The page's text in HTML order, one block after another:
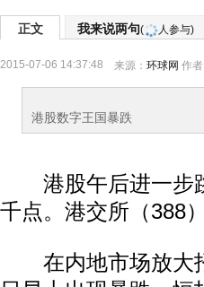
正文 我来说两句( 人参与)
2015-07-06 14:37:48 来源： 环球网 作
港股数字王国暴跌
港股午后进一步跳
千点。港交所（388
在内地市场放大招